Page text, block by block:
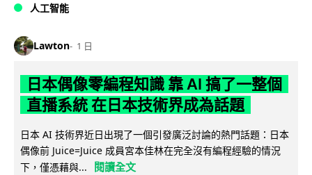
人工智能
Lawton 1 日
日本偶像零編程知識 靠 AI 搞了一整個
直播系統 在日本技術界成為話題
日本 AI 技術界近日出現了一個引發廣泛討論的熱門話題：日本
偶像前 Juice=Juice 成員宮本佳林在完全沒有編程經驗的情況
下，僅憑藉與...
閱讀全文